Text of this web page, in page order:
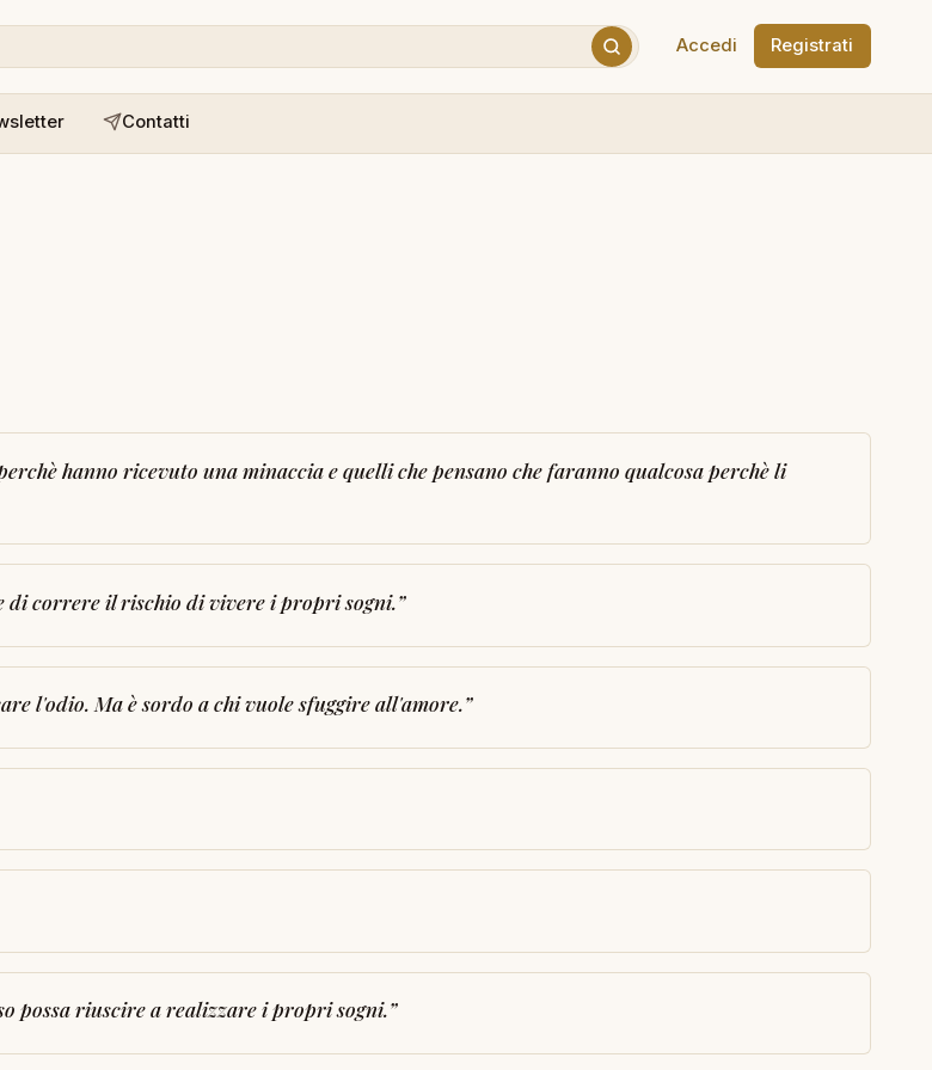
Accedi Registrati
Contatti
hanno ricevuto una minaccia e quelli che pensano che faranno qualcosa perchè li
di correre il rischio di vivere i propri sogni.”
l'odio. Ma è sordo a chi vuole sfuggire all'amore.”
possa riuscire a realizzare i propri sogni.”